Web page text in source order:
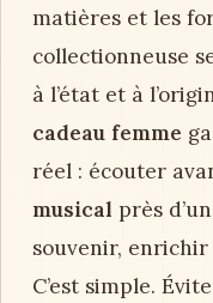
matières et les
collectionneuse
à l’état et à
cadeau femme
réel : écouter
musical près
souvenir, enrichir
C’est simple.